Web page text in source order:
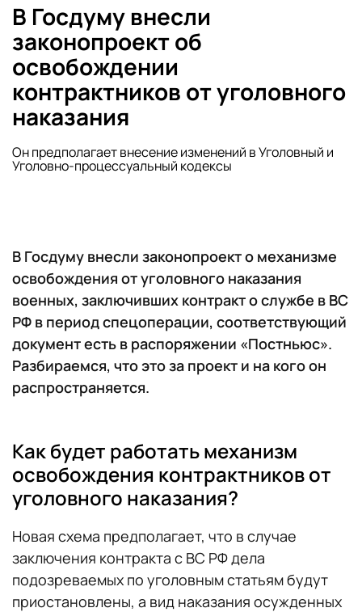
В Госдуму внесли
законопроект об
освобождении
контрактников от уголовного
наказания
Он предполагает внесение изменений в Уголовный и
Уголовно-процессуальный кодексы
В Госдуму внесли законопроект о механизме
освобождения от уголовного наказания
военных, заключивших контракт о службе в ВС
РФ в период спецоперации, соответствующий
документ есть в распоряжении «Постньюс».
Разбираемся, что это за проект и на кого он
распространяется.
Как будет работать механизм
освобождения контрактников от
уголовного наказания?
Новая схема предполагает, что в случае
заключения контракта с ВС РФ дела
подозреваемых по уголовным статьям будут
приостановлены, а вид наказания осужденных